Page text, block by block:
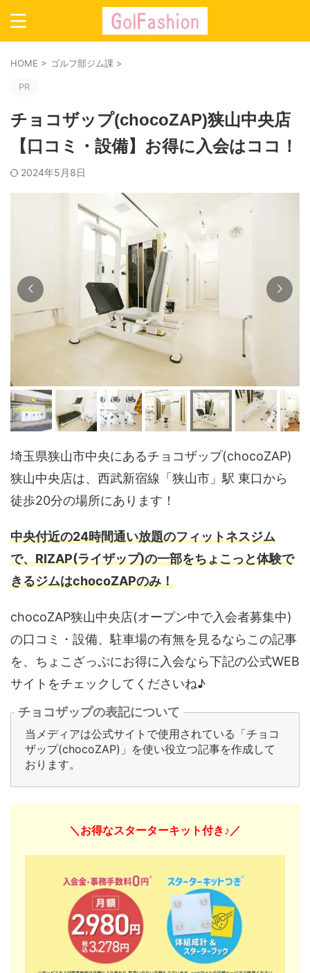
HOME > ゴルフ部ジム課 >
PR
チョコザップ(chocoZAP)狭山中央店
【口コミ・設備】お得に入会はココ！
2024年5月8日
埼玉県狭山市中央にあるチョコザップ(chocoZAP)
狭山中央店は、西武新宿線「狭山市」駅 東口から
徒歩20分の場所にあります！
中央付近の24時間通い放題のフィットネスジム
で、RIZAP(ライザップ)の一部をちょこっと体験で
きるジムはchocoZAPのみ！
chocoZAP狭山中央店(オープン中で入会者募集中)
の口コミ・設備、駐車場の有無を見るならこの記事
を、ちょこざっぷにお得に入会なら下記の公式WEB
サイトをチェックしてくださいね♪
チョコザップの表記について
当メディアは公式サイトで使用されている「チョコ
ザップ(chocoZAP)」を使い役立つ記事を作成して
おります。
＼お得なスターターキット付き♪／